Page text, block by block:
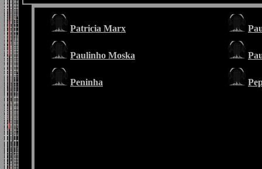
Patricia Marx
Paulinho Moska
Peninha